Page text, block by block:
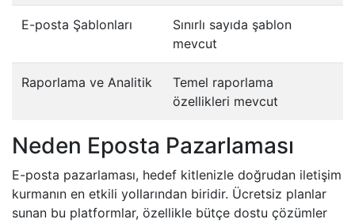
E-posta Şablonları
Sınırlı sayıda şablon
mevcut
Raporlama ve Analitik
Temel raporlama
özellikleri mevcut
Neden Eposta Pazarlaması
E-posta pazarlaması, hedef kitlenizle doğrudan iletişim
kurmanın en etkili yollarından biridir. Ücretsiz planlar
sunan bu platformlar, özellikle bütçe dostu çözümler